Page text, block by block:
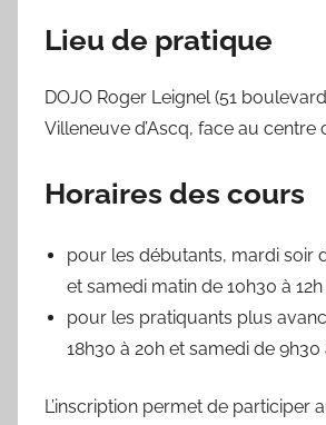
Lieu de pratique
DOJO Roger Leignel (51
Villeneuve d’Ascq, face au centre
Horaires des cours
pour les débutants, mardi soir
et samedi matin de 10h30 à 12h
pour les pratiquants plus
18h30 à 20h et samedi de 9h30
L’inscription permet de participer